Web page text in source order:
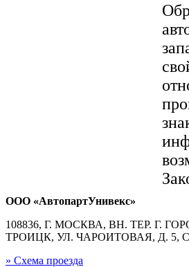
ООО «АвтопартУнивекс»
108836, Г. МОСКВА, ВН. ТЕР. Г.
ТРОИЦК, УЛ. ЧАРОИТОВАЯ, Д. 5,
» Схема проезда